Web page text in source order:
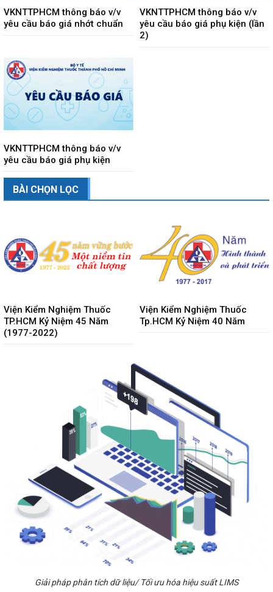
VKNTTPHCM thông báo v/v
yêu cầu báo giá nhớt chuẩn
VKNTTPHCM thông báo v/v
yêu cầu báo giá phụ kiện (lần
2)
VKNTTPHCM thông báo v/v
yêu cầu báo giá phụ kiện
BÀI CHỌN LỌC
Viện Kiểm Nghiệm Thuốc
TP.HCM Kỷ Niệm 45 Năm
(1977-2022)
Viện Kiểm Nghiệm Thuốc
Tp.HCM Kỷ Niệm 40 Năm
Giải pháp phân tích dữ liệu/ Tối ưu hóa hiệu suất LIMS